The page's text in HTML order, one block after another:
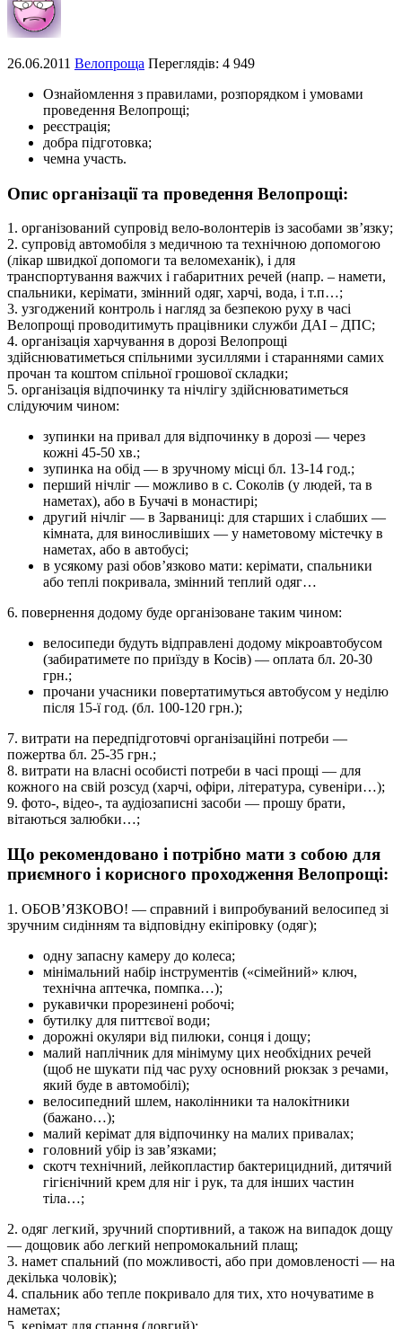
26.06.2011 Велопроща Переглядів: 4 949
Ознайомлення з правилами, розпорядком і умовами
проведення Велопрощі;
реєстрація;
добра підготовка;
чемна участь.
Опис організації та проведення Велопрощі:
1. організований супровід вело-волонтерів із засобами зв’язку;
2. супровід автомобіля з медичною та технічною допомогою
(лікар швидкої допомоги та веломеханік), і для
транспортування важчих і габаритних речей (напр. – намети,
спальники, керімати, змінний одяг, харчі, вода, і т.п…;
3. узгоджений контроль і нагляд за безпекою руху в часі
Велопрощі проводитимуть працівники служби ДАІ – ДПС;
4. організація харчування в дорозі Велопрощі
здійснюватиметься спільними зусиллями і стараннями самих
прочан та коштом спільної грошової складки;
5. організація відпочинку та нічлігу здійснюватиметься
слідуючим чином:
зупинки на привал для відпочинку в дорозі — через
кожні 45-50 хв.;
зупинка на обід — в зручному місці бл. 13-14 год.;
перший нічліг — можливо в с. Соколів (у людей, та в
наметах), або в Бучачі в монастирі;
другий нічліг — в Зарваниці: для старших і слабших —
кімната, для виносливіших — у наметовому містечку в
наметах, або в автобусі;
в усякому разі обов’язково мати: керімати, спальники
або теплі покривала, змінний теплий одяг…
6. повернення додому буде організоване таким чином:
велосипеди будуть відправлені додому мікроавтобусом
(забиратимете по приїзду в Косів) — оплата бл. 20-30
грн.;
прочани учасники повертатимуться автобусом у неділю
після 15-ї год. (бл. 100-120 грн.);
7. витрати на передпідготовчі організаційні потреби —
пожертва бл. 25-35 грн.;
8. витрати на власні особисті потреби в часі прощі — для
кожного на свій розсуд (харчі, офіри, література, сувеніри…);
9. фото-, відео-, та аудіозаписні засоби — прошу брати,
вітаються залюбки…;
Що рекомендовано і потрібно мати з собою для
приємного і корисного проходження Велопрощі:
1. ОБОВ’ЯЗКОВО! — справний і випробуваний велосипед зі
зручним сидінням та відповідну екіпіровку (одяг);
одну запасну камеру до колеса;
мінімальний набір інструментів («сімейний» ключ,
технічна аптечка, помпка…);
рукавички прорезинені робочі;
бутилку для питтєвої води;
дорожні окуляри від пилюки, сонця і дощу;
малий наплічник для мінімуму цих необхідних речей
(щоб не шукати під час руху основний рюкзак з речами,
який буде в автомобілі);
велосипедний шлем, наколінники та налокітники
(бажано…);
малий керімат для відпочинку на малих привалах;
головний убір із зав’язками;
скотч технічний, лейкопластир бактерицидний, дитячий
гігієнічний крем для ніг і рук, та для інших частин
тіла…;
2. одяг легкий, зручний спортивний, а також на випадок дощу
— дощовик або легкий непромокальний плащ;
3. намет спальний (по можливості, або при домовленості — на
декілька чоловік);
4. спальник або тепле покривало для тих, хто ночуватиме в
наметах;
5. керімат для спання (довгий);